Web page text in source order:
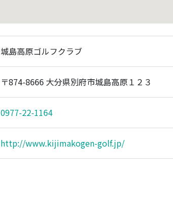
城島高原ゴルフクラブ
〒874-8666 大分県別府市城島高原１２３
0977-22-1164
http://www.kijimakogen-golf.jp/